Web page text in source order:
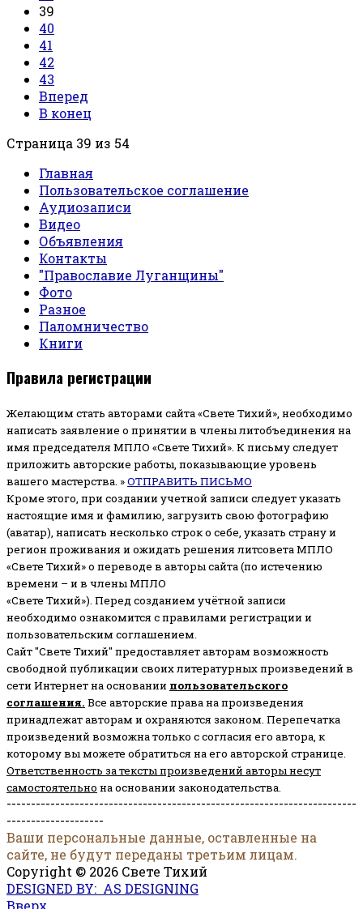
39
40
41
42
43
Вперед
В конец
Страница 39 из 54
Главная
Пользовательское соглашение
Аудиозаписи
Видео
Объявления
Контакты
"Православие Луганщины"
Фото
Разное
Паломничество
Книги
Правила регистрации
Желающим стать авторами сайта «Свете Тихий», необходимо
написать заявление о принятии в члены литобъединения на
имя председателя МПЛО «Свете Тихий». К письму следует
приложить авторские работы, показывающие уровень
вашего мастерства. »ОТПРАВИТЬ ПИСЬМО
Кроме этого, при создании учетной записи следует указать
настоящие имя и фамилию, загрузить свою фотографию
(аватар), написать несколько строк о себе, указать страну и
регион проживания и ожидать решения литсовета МПЛО
«Свете Тихий» о переводе в авторы сайта (по истечению
времени – и в члены МПЛО
«Свете Тихий»). Перед созданием учётной записи
необходимо ознакомится с правилами регистрации и
пользовательским соглашением.
Сайт "Свете Тихий" предоставляет авторам возможность
свободной публикации своих литературных произведений в
сети Интернет на основании пользовательского
соглашения. Все авторские права на произведения
принадлежат авторам и охраняются законом. Перепечатка
произведений возможна только с согласия его автора, к
которому вы можете обратиться на его авторской странице.
Ответственность за тексты произведений авторы несут
самостоятельно на основании законодательства.
------------------------------------------------------------------------
--------------------
Ваши персональные данные, оставленные на
сайте, не будут переданы третьим лицам.
Copyright © 2026 Свете Тихий
DESIGNED BY: AS DESIGNING
Вверх